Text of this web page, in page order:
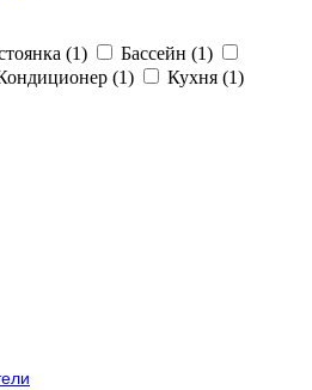
(1)
Бассейн (1)
(1) Кухня (1)